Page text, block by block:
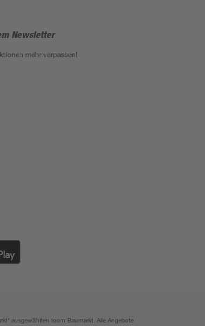
Newsletter
mehr verpassen!
ausgewählten toom Baumarkt. Alle Angebote